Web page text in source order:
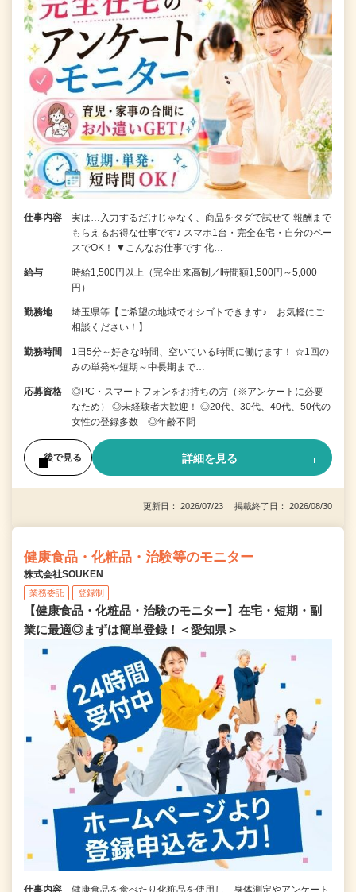
仕事内容
実は…入力するだけじゃなく、商品をタダで試せて 報酬まで
もらえるお得な仕事です♪ スマホ1台・完全在宅・自分のペー
スでOK！ ▼こんなお仕事です 化…
給与
時給1,500円以上（完全出来高制／時間額1,500円～5,000
円）
勤務地
埼玉県等【ご希望の地域でオシゴトできます♪ お気軽にご
相談ください！】
勤務時間
1日5分～好きな時間、空いている時間に働けます！ ☆1回の
みの単発や短期～中長期まで…
応募資格
◎PC・スマートフォンをお持ちの方（※アンケートに必要
なため） ◎未経験者大歓迎！ ◎20代、30代、40代、50代の
女性の登録多数 ◎年齢不問
後で見る 詳細を見る
更新日： 2026/07/23 掲載終了日： 2026/08/30
健康食品・化粧品・治験等のモニター
株式会社SOUKEN
業務委託 登録制
【健康食品・化粧品・治験のモニター】在宅・短期・副
業に最適◎まずは簡単登録！＜愛知県＞